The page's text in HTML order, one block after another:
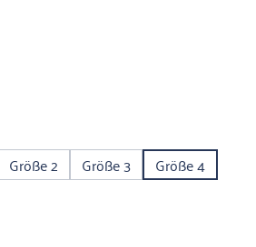
Größe 2 Größe 3
Größe 4